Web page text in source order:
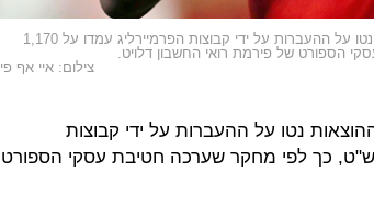
נכון לשעה 9 בבוקר ב-24 באוגוסט, ההוצאות נטו על ההעברות על ידי קבוצות הפרמיירליג עמדו על 1,170
הספורט של פירמת רואי החשבון דלויט.
צילום: איי אף פי
ב-24 באוגוסט, ההוצאות נטו על ההעברות על ידי קבוצות
עמדו על 1,170 מיליון ליש"ט, כך לפי מחקר שערכה חטיבת עסקי הספורט